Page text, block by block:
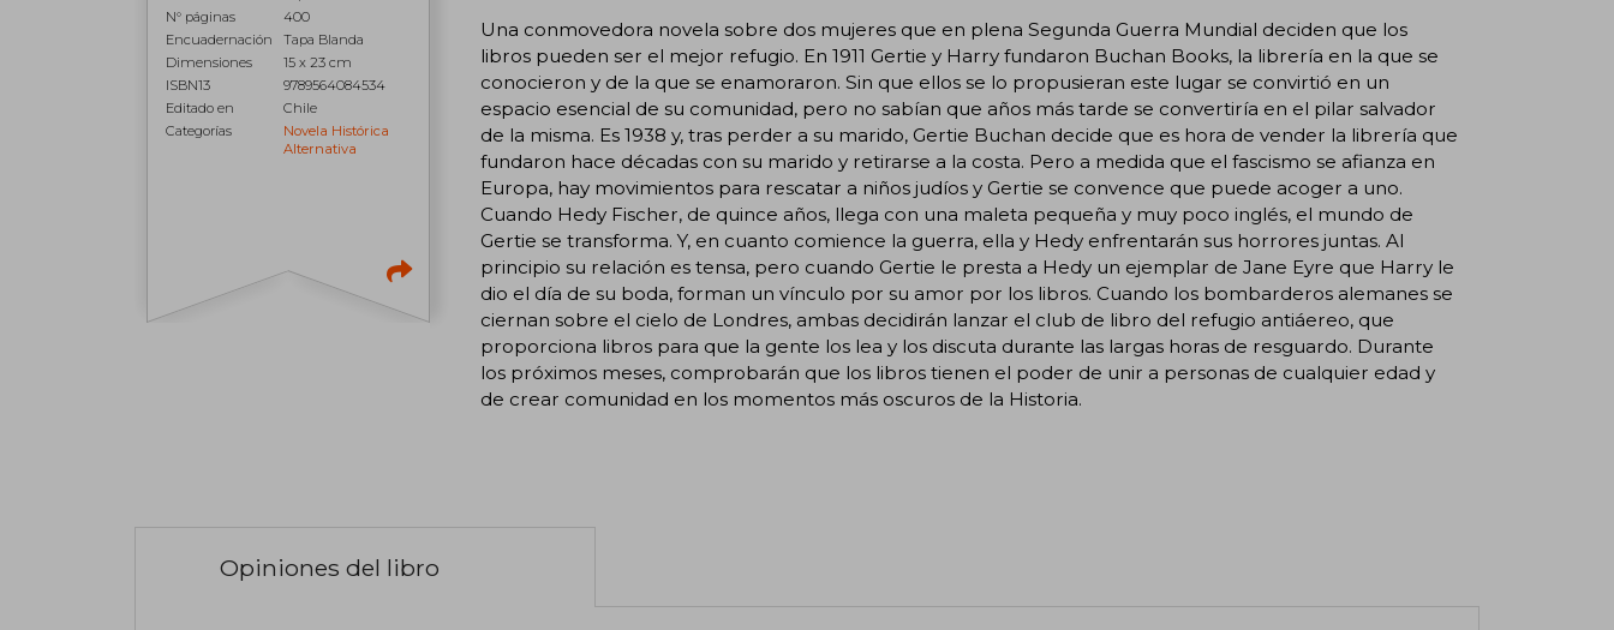
N° páginas
400
Encuadernación
Tapa Blanda
Dimensiones
15 x 23 cm
ISBN13
9789564084534
Editado en
Chile
Categorías
Novela Histórica
Alternativa
Una conmovedora novela sobre dos mujeres que en plena Segunda Guerra Mundial deciden que los
libros pueden ser el mejor refugio. En 1911 Gertie y Harry fundaron Buchan Books, la librería en la que se
conocieron y de la que se enamoraron. Sin que ellos se lo propusieran este lugar se convirtió en un
espacio esencial de su comunidad, pero no sabían que años más tarde se convertiría en el pilar salvador
de la misma. Es 1938 y, tras perder a su marido, Gertie Buchan decide que es hora de vender la librería que
fundaron hace décadas con su marido y retirarse a la costa. Pero a medida que el fascismo se afianza en
Europa, hay movimientos para rescatar a niños judíos y Gertie se convence que puede acoger a uno.
Cuando Hedy Fischer, de quince años, llega con una maleta pequeña y muy poco inglés, el mundo de
Gertie se transforma. Y, en cuanto comience la guerra, ella y Hedy enfrentarán sus horrores juntas. Al
principio su relación es tensa, pero cuando Gertie le presta a Hedy un ejemplar de Jane Eyre que Harry le
dio el día de su boda, forman un vínculo por su amor por los libros. Cuando los bombarderos alemanes se
ciernan sobre el cielo de Londres, ambas decidirán lanzar el club de libro del refugio antiáereo, que
proporciona libros para que la gente los lea y los discuta durante las largas horas de resguardo. Durante
los próximos meses, comprobarán que los libros tienen el poder de unir a personas de cualquier edad y
de crear comunidad en los momentos más oscuros de la Historia.
Opiniones del libro